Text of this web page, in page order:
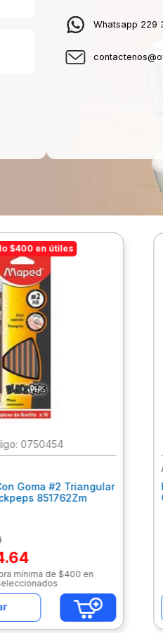
Whatsapp 229
$400 en útiles
: 0750454
Goma #2 Triangular
851762Zm
mínima de $400 en